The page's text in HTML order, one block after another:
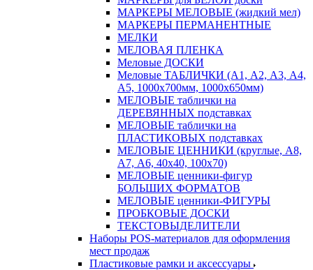
МАРКЕРЫ МЕЛОВЫЕ (жидкий мел)
МАРКЕРЫ ПЕРМАНЕНТНЫЕ
МЕЛКИ
МЕЛОВАЯ ПЛЕНКА
Меловые ДОСКИ
Меловые ТАБЛИЧКИ (А1, А2, А3, А4,
А5, 1000х700мм, 1000х650мм)
МЕЛОВЫЕ таблички на
ДЕРЕВЯННЫХ подставках
МЕЛОВЫЕ таблички на
ПЛАСТИКОВЫХ подставках
МЕЛОВЫЕ ЦЕННИКИ (круглые, А8,
А7, А6, 40х40, 100х70)
МЕЛОВЫЕ ценники-фигур
БОЛЬШИХ ФОРМАТОВ
МЕЛОВЫЕ ценники-ФИГУРЫ
ПРОБКОВЫЕ ДОСКИ
ТЕКСТОВЫДЕЛИТЕЛИ
Наборы POS-материалов для оформления
мест продаж
Пластиковые рамки и аксессуары